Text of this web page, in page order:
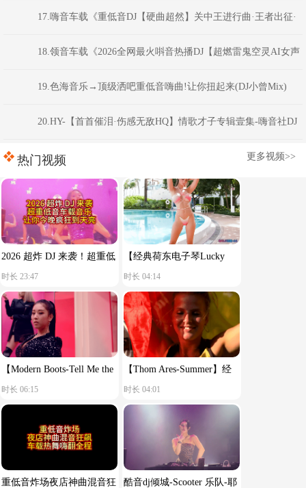
限魅力车载大碟】
17.嗨音车载《重低音DJ【硬曲超然】关中王进行曲·王者出征·
慢到快开车不犯困英文串烧》 河南Dj彦航
18.领音车载《2026全网最火唞音热播DJ【超燃雷鬼空灵AI女声
电音超长版】动感节奏弹跳重低音》(Dj音少Mix)
19.色海音乐→顶级洒吧重低音嗨曲!让你扭起来(DJ小曾Mix)
20.HY-【首首催泪·伤感无敌HQ】情歌才子专辑壹集-嗨音社DJ
彦航热门视频 更多视频>>
2026 超炸 DJ 来袭！超重低
音车载音乐，让你今晚疯狂
到天亮！
时长 23:47
【经典荷东电子琴Lucky
star】舒服节奏
时长 04:14
【Modern Boots-Tell Me the
Reason You Said Goodbye】
时长 06:15
【Thom Ares-Summer】经
典荷东电音
时长 04:01
重低音炸场夜店神曲混音狂 酷音dj倾城-Scooter 乐队-耶